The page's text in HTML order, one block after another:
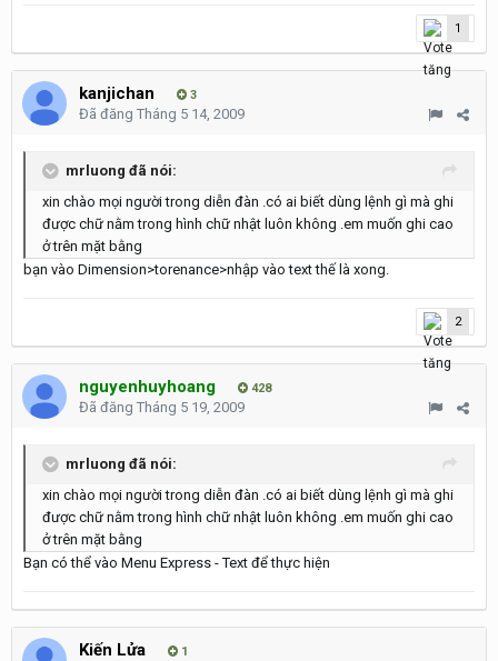
1
kanjichan 3
Đã đăng Tháng 5 14, 2009
mrluong đã nói:
xin chào mọi người trong diễn đàn .có ai biết dùng lệnh gì mà ghi
được chữ nằm trong hình chữ nhật luôn không .em muốn ghi cao
ở trên mặt bằng
bạn vào Dimension>torenance>nhập vào text thế là xong.
2
nguyenhuyhoang 428
Đã đăng Tháng 5 19, 2009
mrluong đã nói:
xin chào mọi người trong diễn đàn .có ai biết dùng lệnh gì mà ghi
được chữ nằm trong hình chữ nhật luôn không .em muốn ghi cao
ở trên mặt bằng
Bạn có thể vào Menu Express - Text để thực hiện
Kiến Lửa 1